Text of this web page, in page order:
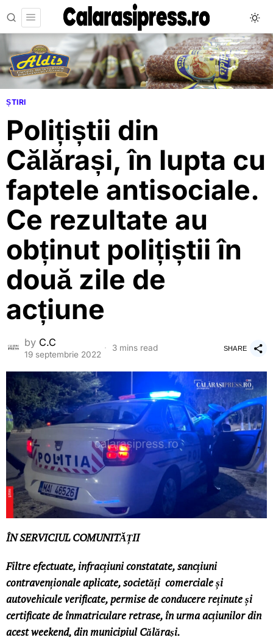
ȘTIRI
Polițiștii din
Călărași, în lupta cu
faptele antisociale.
Ce rezultate au
obținut polițiștii în
două zile de
acțiune
by C.C
19 septembrie 2022
3 mins read SHARE
ÎN SERVICIUL COMUNITĂȚII
Filtre efectuate, infracțiuni constatate, sancțiuni
contravenționale aplicate, societăți comerciale și
autovehicule verificate, permise de conducere reținute și
certificate de înmatriculare retrase, în urma acțiunilor din
acest weekend, din municipiul Călărași.